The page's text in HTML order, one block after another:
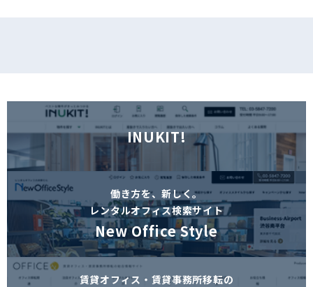
INUKIT!
働き方を、新しく。
レンタルオフィス検索サイト
New Office Style
賃貸オフィス・賃貸事務所移転の